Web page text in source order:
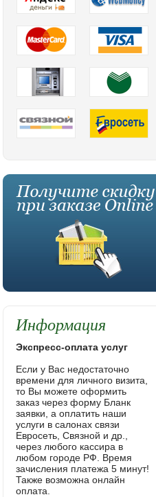
Информация
Экспресс-оплата услуг
Если у Вас недостаточно
времени для личного визита,
то Вы можете оформить
заказ через форму Бланк
заявки, а оплатить наши
услуги в салонах связи
Евросеть, Связной и др.,
через любого кассира в
любом городе РФ. Время
зачисления платежа 5 минут!
Также возможна онлайн
оплата.